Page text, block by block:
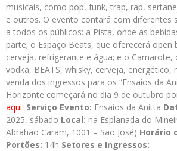
musicais, como pop, funk, trap, rap,
e outros. O evento contará com diferentes
a todos os públicos: a Pista, onde as
parte; o Espaço Beats, que oferecerá open
cerveja, refrigerante e água; e o Camarote,
vodka, BEATS, whisky, cerveja, energético,
venda dos ingressos para os “Ensaios da
Horizonte começará no dia 9 de outubro
aqui. Serviço Evento: Ensaios da Anitta
2025, sábado Local: na Esplanada do
Abrahão Caram, 1001 – São José) Horário
Portões: 14h Setores e Ingressos: